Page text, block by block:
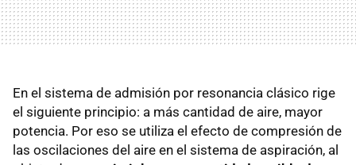
En el sistema de admisión por resonancia clásico rige
el siguiente principio: a más cantidad de aire, mayor
potencia. Por eso se utiliza el efecto de compresión de
las oscilaciones del aire en el sistema de aspiración, al